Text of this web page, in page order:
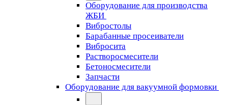
Оборудование для производства
ЖБИ
Вибростолы
Барабанные просеиватели
Вибросита
Растворосмесители
Бетоносмесители
Запчасти
Оборудование для вакуумной формовки